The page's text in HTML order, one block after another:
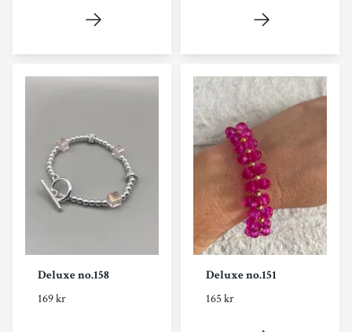
Deluxe no.158
169 kr
Deluxe no.151
165 kr